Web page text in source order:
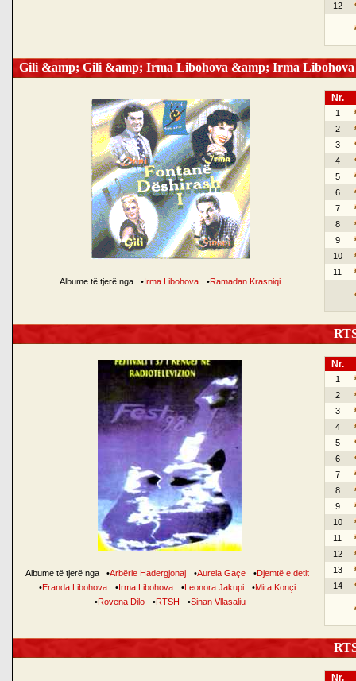
12
Gili &amp; Gili &amp; Irma Libohova &amp; Irma
Albume të tjerë nga •Irma Libohova •Ramadan Krasniqi
Nr.
1
2
3
4
5
6
7
8
9
10
11
Albume të tjerë nga •Arbërie Hadergjonaj •Aurela Gaçe •Djemtë e detit
•Eranda Libohova •Irma Libohova •Leonora Jakupi •Mira Konçi
•Rovena Dilo •RTSH •Sinan Vllasaliu
Nr.
1
2
3
4
5
6
7
8
9
10
11
12
13
14
Nr.